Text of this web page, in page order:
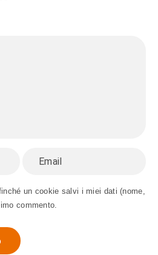
un cookie salvi i miei dati (nome,
commento.